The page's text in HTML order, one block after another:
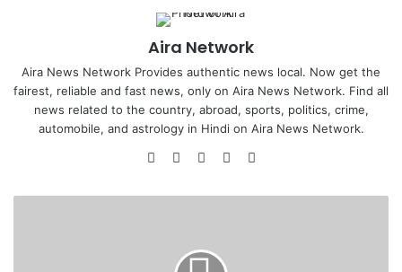
Aira Network
Aira News Network Provides authentic news local. Now get the
fairest, reliable and fast news, only on Aira News Network. Find all
news related to the country, abroad, sports, politics, crime,
automobile, and astrology in Hindi on Aira News Network.
WebsiteFacebook
X YouTube